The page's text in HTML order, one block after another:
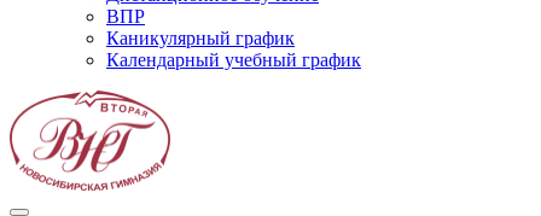
ВПР
Каникулярный график
Календарный учебный график